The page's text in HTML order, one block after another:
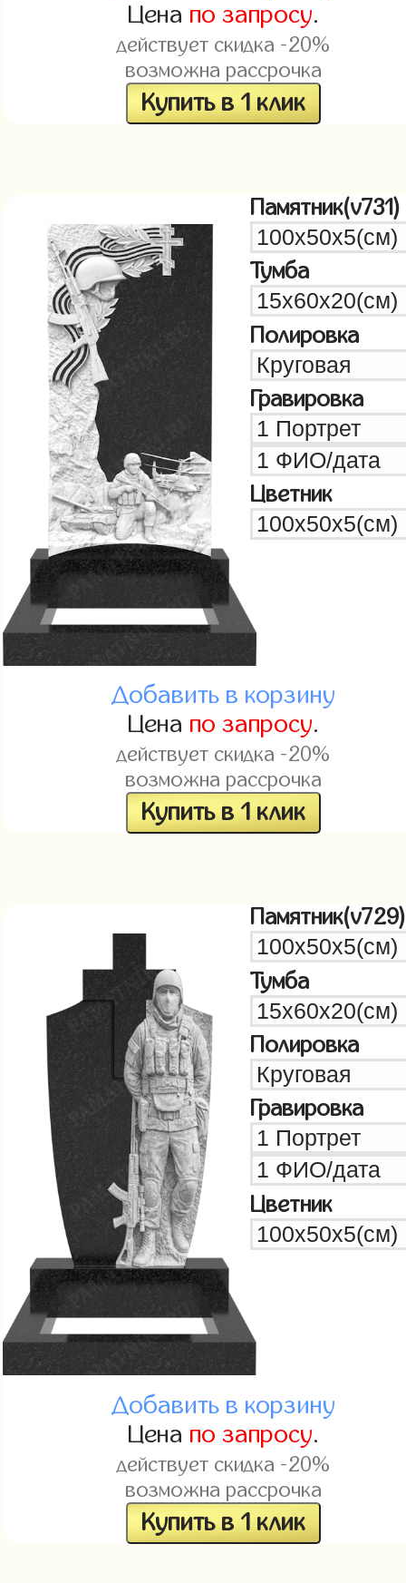
Цена по запросу.
действует скидка -20%
возможна рассрочка
Купить в 1 клик
Памятник(v731)
Тумба
Полировка
Гравировка
Цветник
Добавить в корзину
Цена по запросу.
действует скидка -20%
возможна рассрочка
Купить в 1 клик
Памятник(v729)
Тумба
Полировка
Гравировка
Цветник
Добавить в корзину
Цена по запросу.
действует скидка -20%
возможна рассрочка
Купить в 1 клик